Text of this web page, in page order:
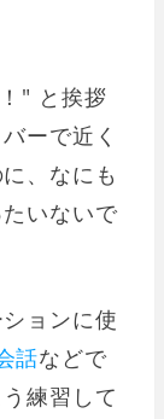
" と挨拶
ーで近く
、なにも
いないで
ョンに使
話などで
練習して